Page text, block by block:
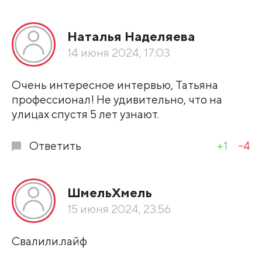
По рейтингу
Наталья Наделяева
14 июня 2024, 17:03
Очень интересное интервью, Татьяна
профессионал! Не удивительно, что на
улицах спустя 5 лет узнают.
Ответить +1 -4
ШмельХмель
15 июня 2024, 23:56
Свалили.лайф